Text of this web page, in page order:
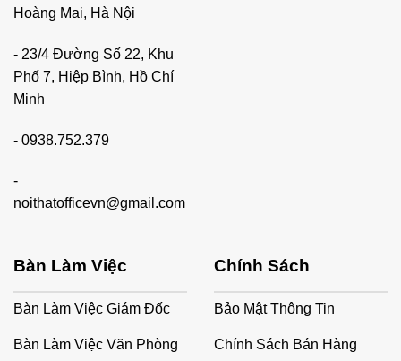
Hoàng Mai, Hà Nội
- 23/4 Đường Số 22, Khu
Phố 7, Hiệp Bình, Hồ Chí
Minh
- 0938.752.379
-
noithatofficevn@gmail.com
Bàn Làm Việc
Bàn Làm Việc Giám Đốc
Bàn Làm Việc Văn Phòng
Chính Sách
Bảo Mật Thông Tin
Chính Sách Bán Hàng